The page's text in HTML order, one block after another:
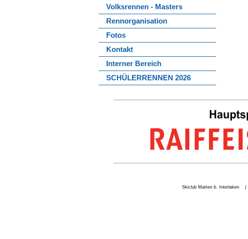
Volksrennen - Masters
Rennorganisation
Fotos
Kontakt
Interner Bereich
SCHÜLERRENNEN 2026
Skiclub Matten b. Interlaken